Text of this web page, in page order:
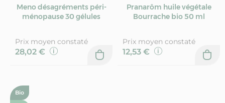
Meno désagréments péri-
ménopause 30 gélules
Prix moyen constaté
28,02 €
Pranarôm huile végétale
Bourrache bio 50 ml
Prix moyen constaté
12,53 €
Bio